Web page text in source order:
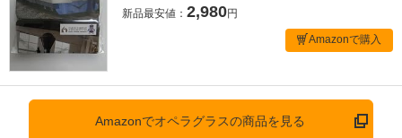
新品最安値： 2,980円
Amazonで購入
Amazonでオペラグラスの商品を見る